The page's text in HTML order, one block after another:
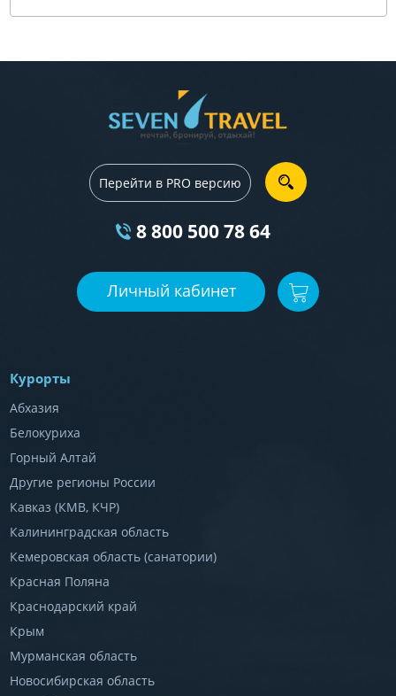
Перейти в PRO версию
8 800 500 78 64
Личный кабинет
Курорты
Абхазия
Белокуриха
Горный Алтай
Другие регионы России
Кавказ (КМВ, КЧР)
Калининградская область
Кемеровская область (санатории)
Красная Поляна
Краснодарский край
Крым
Мурманская область
Новосибирская область